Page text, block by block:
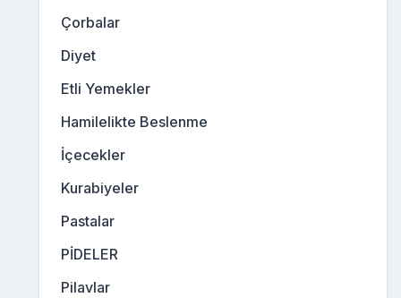
Çorbalar
Diyet
Etli Yemekler
Hamilelikte Beslenme
İçecekler
Kurabiyeler
Pastalar
PİDELER
Pilavlar